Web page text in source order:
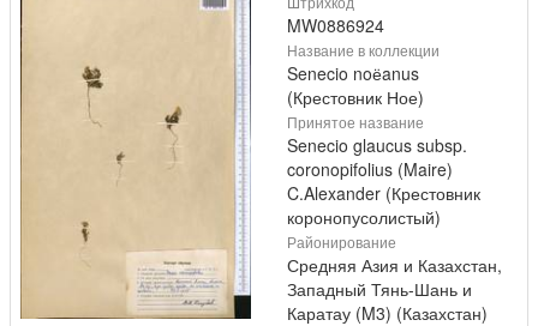
MW0886924
Название в коллекции
Senecio noёanus
(Крестовник Ное)
Принятое название
Senecio glaucus subsp.
coronopifolius (Maire)
C.Alexander (Крестовник
коронопусолистый)
Районирование
Средняя Азия и Казахстан,
Западный Тянь-Шань и
Каратау (M3) (Казахстан)